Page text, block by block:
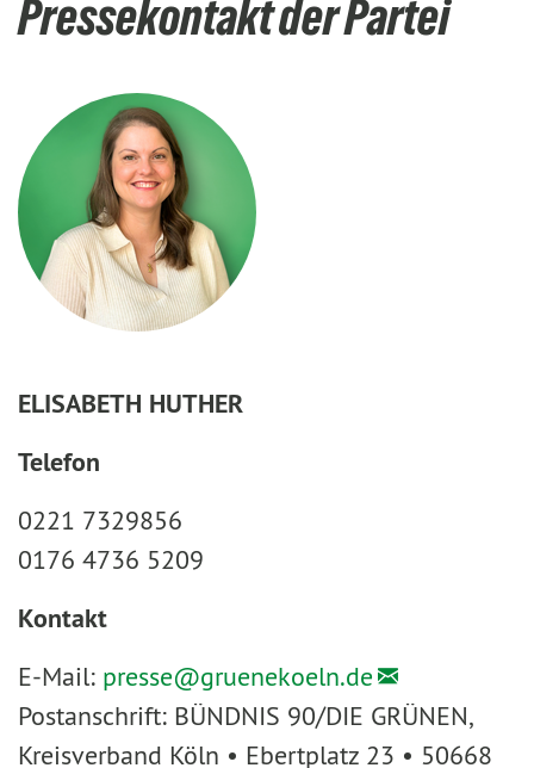
Pressekontakt der Partei
ELISABETH HUTHER
Telefon
0221 7329856
0176 4736 5209
Kontakt
E-Mail: presse@gruenekoeln.de
Postanschrift: BÜNDNIS 90/DIE GRÜNEN,
Kreisverband Köln • Ebertplatz 23 • 50668